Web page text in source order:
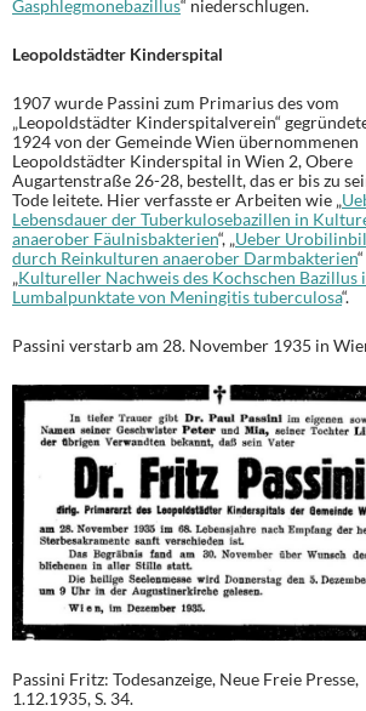
Gasphlegmonebazillus“ niederschlugen.
Leopoldstädter Kinderspital
1907 wurde Passini zum Primarius des vom
„Leopoldstädter Kinderspitalverein“
1924 von der Gemeinde Wien übernommenen
Leopoldstädter Kinderspital in Wien 2, Obere
Augartenstraße 26-28, bestellt, das er bis zu
Tode leitete. Hier verfasste er Arbeiten wie „
Lebensdauer der Tuberkulosebazillen in
anaerober Fäulnisbakterien“, „Ueber
durch Reinkulturen anaerober Darmbakterien
„Kultureller Nachweis des Kochschen Bazillus
Lumbalpunktate von Meningitis tuberculosa“.
Passini verstarb am 28. November 1935 in
Passini Fritz: Todesanzeige, Neue Freie Presse,
1.12.1935, S. 34.